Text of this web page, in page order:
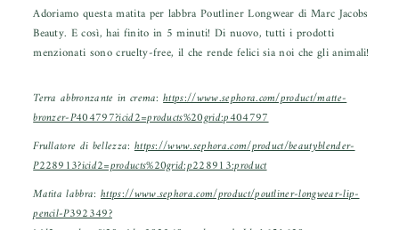
Adoriamo questamatita per labbra Poutliner Longwear di Marc Jacobs
Beauty. E così, hai finito in 5 minuti! Di nuovo, tutti i prodotti
menzionati sono cruelty-free, il che rende felici sia noi che gli animali!
Terra abbronzante in crema: https://www.sephora.com/product/matte-
bronzer-P404797?icid2=products%20grid:p404797
Frullatore di bellezza: https://www.sephora.com/product/beautyblender-
P228913?icid2=products%20grid:p228913:product
Matita labbra: https://www.sephora.com/product/poutliner-longwear-lip-
pencil-P392349?